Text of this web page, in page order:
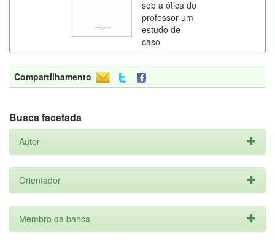
sob a ótica do
professor um
estudo de
caso
Compartilhamento
Busca facetada
Autor
Orientador
Membro da banca